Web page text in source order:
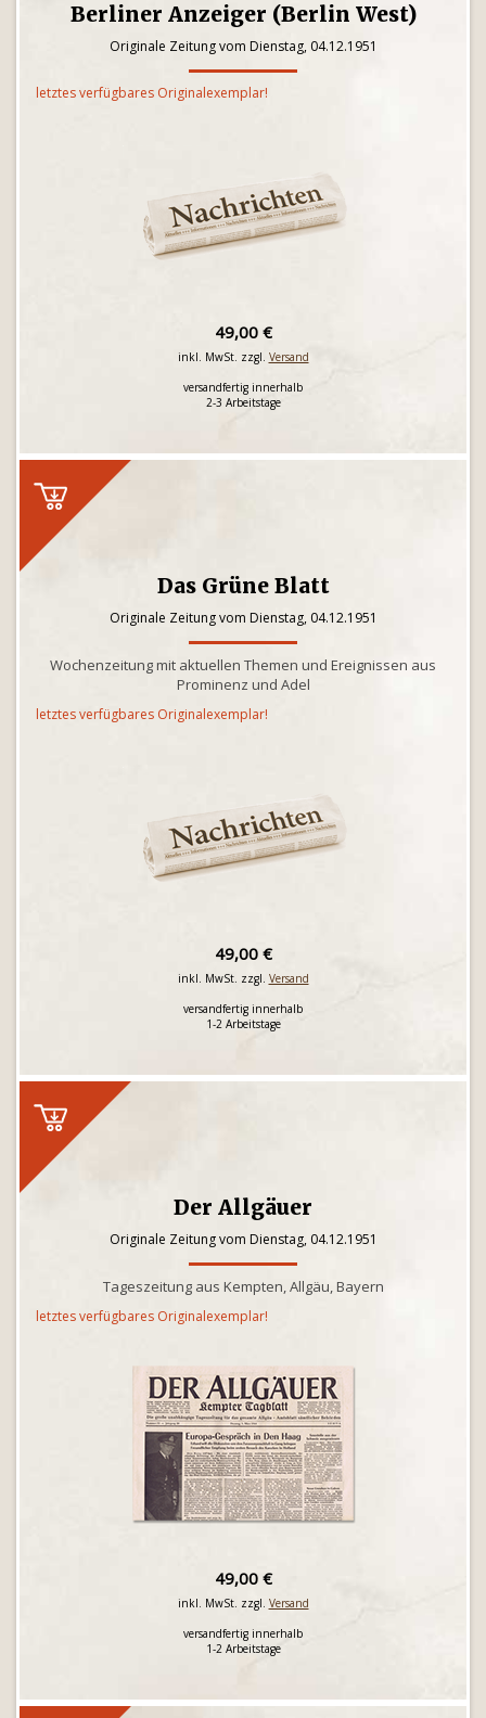
Berliner Anzeiger (Berlin West)
Originale Zeitung vom Dienstag, 04.12.1951
letztes verfügbares Originalexemplar!
49,00 €
inkl. MwSt. zzgl. Versand
versandfertig innerhalb
2-3 Arbeitstage
Das Grüne Blatt
Originale Zeitung vom Dienstag, 04.12.1951
Wochenzeitung mit aktuellen Themen und Ereignissen aus
Prominenz und Adel
letztes verfügbares Originalexemplar!
49,00 €
inkl. MwSt. zzgl. Versand
versandfertig innerhalb
1-2 Arbeitstage
Der Allgäuer
Originale Zeitung vom Dienstag, 04.12.1951
Tageszeitung aus Kempten, Allgäu, Bayern
letztes verfügbares Originalexemplar!
49,00 €
inkl. MwSt. zzgl. Versand
versandfertig innerhalb
1-2 Arbeitstage